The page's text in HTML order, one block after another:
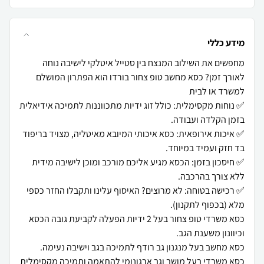
מידע כללי
מחפשים את השילוב המנצח בין סטייל איטלקי לישיבה נוחה
לאורך זמן? כסא מחשב טופ צחור בורדו הוא הפתרון המושלם
✅ נוחות מקסימלית: כולל זוג ידיות מתכווננות לתמיכה אידיאלית
✅ איכות אירופאית: כסא איכותי המיובא מאיטליה, מצויד בריפוד
✅ חיסכון בזמן: הכסא מגיע אליכם מורכב ומוכן לישיבה מידית
✅ רכישה בטוחה: לא מרוצים? האיסוף עלינו ותקבלו החזר כספי
כסא משרדי טופ צחור בעל 2 ידיות הפעלה לקביעת גובה הכסא
כסא משרדי בעל מושב וגב ארגונומי להתאמה ותמיכה מקסימלית